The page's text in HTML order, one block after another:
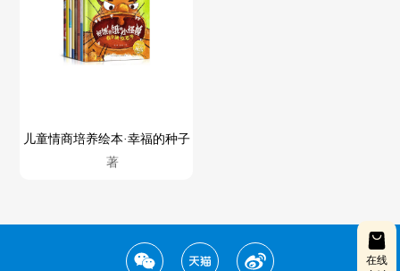
在线
儿童情商培养绘本·幸福的种子
著